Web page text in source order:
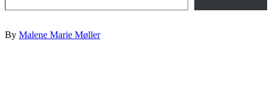
By Malene Marie Møller